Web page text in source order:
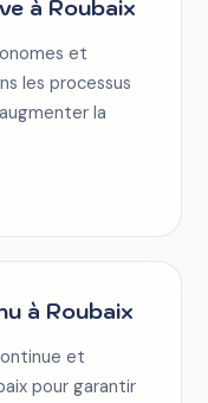
à Roubaix
et
les processus
la
à Roubaix
et
pour garantir